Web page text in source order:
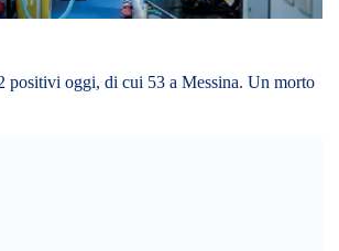
positivi oggi, di cui 53 a Messina. Un morto